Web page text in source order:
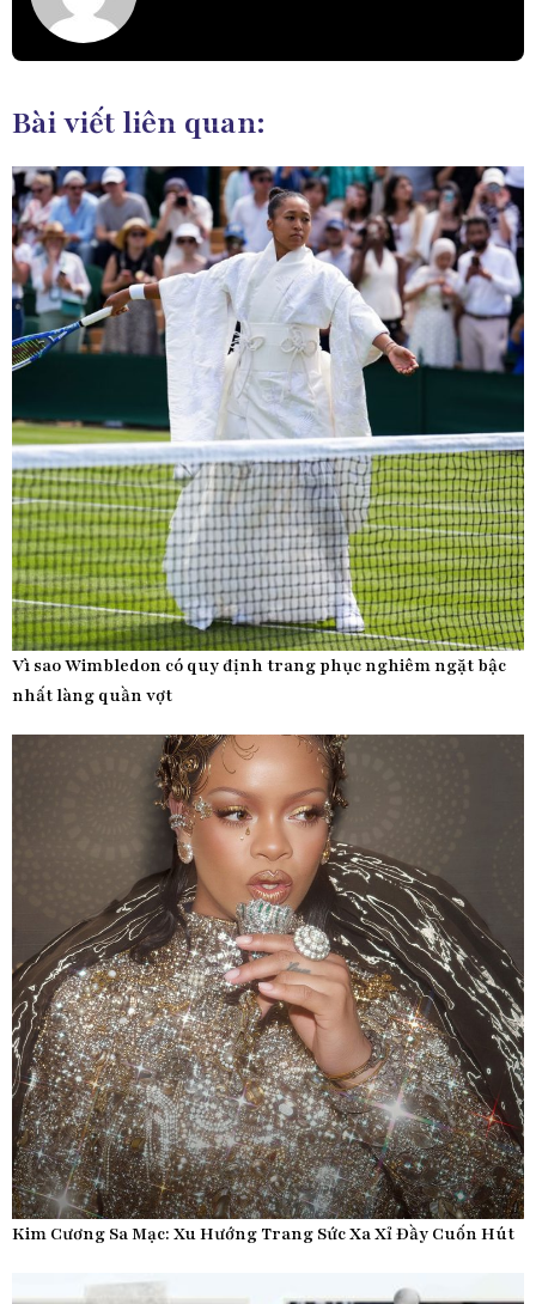
Bài viết liên quan:
Vì sao Wimbledon có quy định trang phục nghiêm ngặt bậc
nhất làng quần vợt
Kim Cương Sa Mạc: Xu Hướng Trang Sức Xa Xỉ Đầy Cuốn Hút